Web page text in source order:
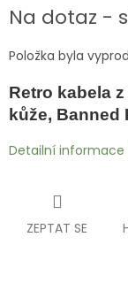
cena:
Na dotaz -
Položka byla
Retro kabela
kůže, Banned
Detailní informace
ZEPTAT SE